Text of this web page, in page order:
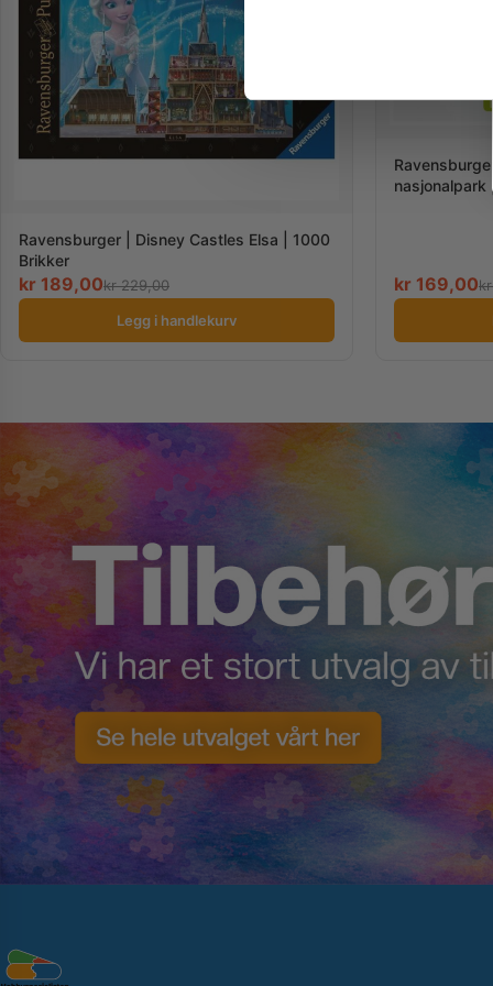
Ravensburger | Disney Castles Elsa | 1000
Brikker
kr 189,00kr229,00
Legg i handlekurv
nasjonalpark
kr 169,00kr